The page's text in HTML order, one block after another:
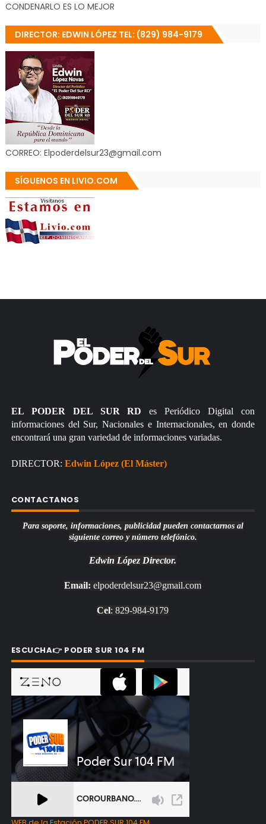
CONDENARLO ES LO MEJOR
DIRECTOR: EDWIN LÓPEZ TEL: (829) 984-9179
CORREO: Elpoderdelsur23@gmail.com
SÍGUENOS EN LIVIO.COM
EL PODER DEL SUR RD es Periódico Digital con
informaciones del Sur, Nacionales e Internacionales, en donde
encontrará una gran variedad de informaciones variadas.
DIRECTOR: Edwin López (El Máster)
CONTACTANOS
Para soporte, informaciones, publicidad pueden contactarnos al
siguiente correo y número telefónico.
Edwin López Director.
Email: elpoderdelsur23@gmail.com
Cel: 829-984-9179
ESCUCHA👉 PODER SUR 104 FM